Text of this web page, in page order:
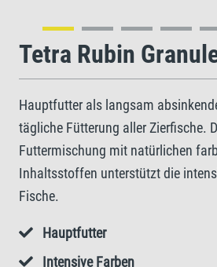
Tetra Rubin
Hauptfutter als langsam
tägliche Fütterung aller Zierfische.
Futtermischung mit natürlichen
Inhaltsstoffen unterstützt die
Fische.
Hauptfutter
Intensive Farben